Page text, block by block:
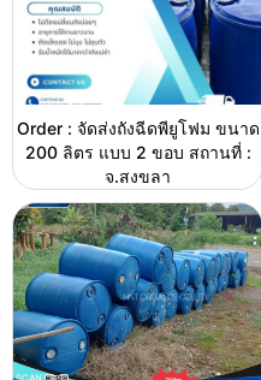
Order : จัดส่งถังฉีดพียูโฟม ขนาด
200 ลิตร แบบ 2 ขอบ สถานที่ :
จ.สงขลา